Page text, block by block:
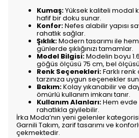
Kumaş:Yüksek kaliteli modal
hafif bir doku sunar.
Konfor:Nefes alabilir yapısı
rahatlık sağlar.
Şıklık:Modern tasarımı ile
günlerde şıklığınızı tamamlar.
Model Bilgisi:Modelin boyu
göğüs ölçüsü 75 cm, bel
Renk Seçenekleri:Farklı
tarzınıza uygun seçenekler
Bakım:Kolay yıkanabilir ve
ömürlü kullanım imkanı tanır.
Kullanım Alanları:Hem evde
rahatlıkla giyilebilir.
İrka Moda’nın yeni gelenler
Garnili Takım, zarif tasarımı ve
çekmektedir.